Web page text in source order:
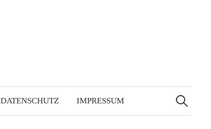
DATENSCHUTZ IMPRESSUM
Suchen
nach: